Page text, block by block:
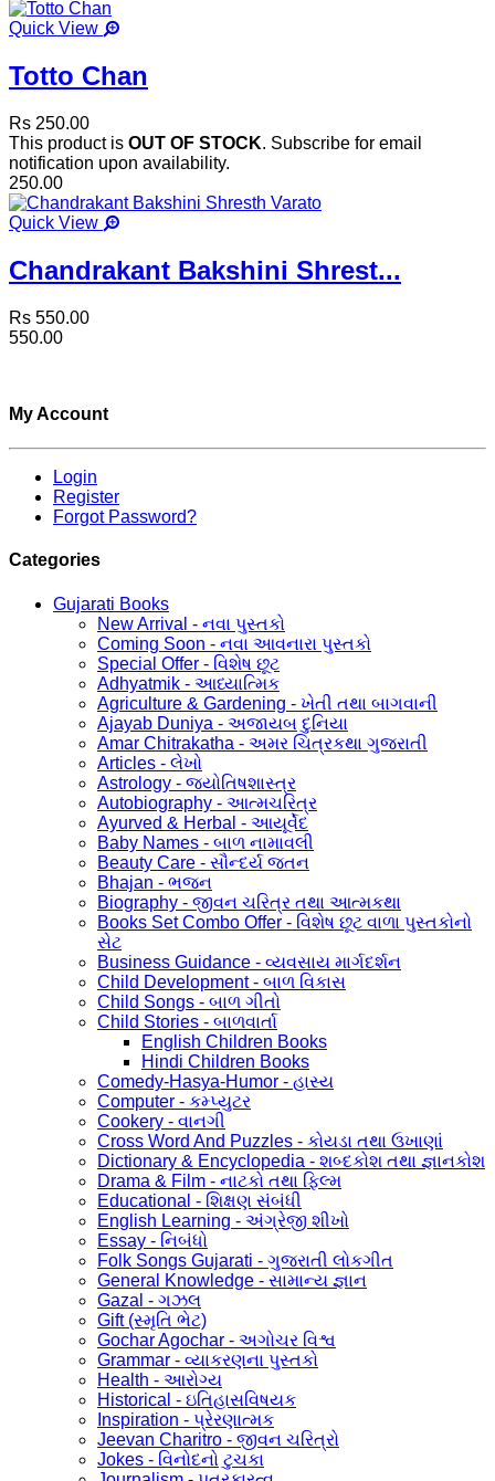
Quick View
Totto Chan
Rs 250.00
This product is OUT OF STOCK. Subscribe for email
notification upon availability.
250.00
Quick View
Chandrakant Bakshini Shrest...
Rs 550.00
550.00
My Account
Login
Register
Forgot Password?
Categories
Gujarati Books
New Arrival - નવા પુસ્તકો
Coming Soon - નવા આવનારા પુસ્તકો
Special Offer - વિશેષ છૂટ
Adhyatmik - આધ્યાત્મિક
Agriculture & Gardening - ખેતી તથા બાગવાની
Ajayab Duniya - અજાયબ દુનિયા
Amar Chitrakatha - અમર ચિત્રકથા ગુજરાતી
Articles - લેખો
Astrology - જ્યોતિષશાસ્ત્ર
Autobiography - આત્મચરિત્ર
Ayurved & Herbal - આયૂર્વેદ
Baby Names - બાળ નામાવલી
Beauty Care - સૌન્દર્ય જતન
Bhajan - ભજન
Biography - જીવન ચરિત્ર તથા આત્મકથા
Books Set Combo Offer - વિશેષ છૂટ વાળા પુસ્તકોનો
સેટ
Business Guidance - વ્યવસાય માર્ગદર્શન
Child Development - બાળ વિકાસ
Child Songs - બાળ ગીતો
Child Stories - બાળવાર્તા
English Children Books
Hindi Children Books
Comedy-Hasya-Humor - હાસ્ય
Computer - કમ્પ્યુટર
Cookery - વાનગી
Cross Word And Puzzles - કોયડા તથા ઉખાણાં
Dictionary & Encyclopedia - શબ્દકોશ તથા જ્ઞાનકોશ
Drama & Film - નાટકો તથા ફિલ્મ
Educational - શિક્ષણ સંબંધી
English Learning - અંગ્રેજી શીખો
Essay - નિબંધો
Folk Songs Gujarati - ગુજરાતી લોકગીત
General Knowledge - સામાન્ય જ્ઞાન
Gazal - ગઝલ
Gift (સ્મૃતિ ભેટ)
Gochar Agochar - અગોચર વિશ્વ
Grammar - વ્યાકરણના પુસ્તકો
Health - આરોગ્ય
Historical - ઇતિહાસવિષયક
Inspiration - પ્રેરણાત્મક
Jeevan Charitro - જીવન ચરિત્રો
Jokes - વિનોદનો ટુચકા